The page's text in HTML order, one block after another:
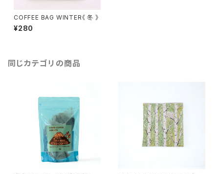
COFFEE BAG WINTER《 冬 》
¥280
同じカテゴリの商品